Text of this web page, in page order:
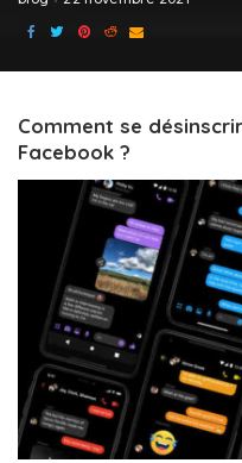
Comment se
Facebook ?